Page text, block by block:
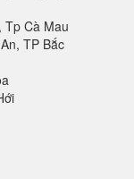
Tp Cà Mau
TP Bắc